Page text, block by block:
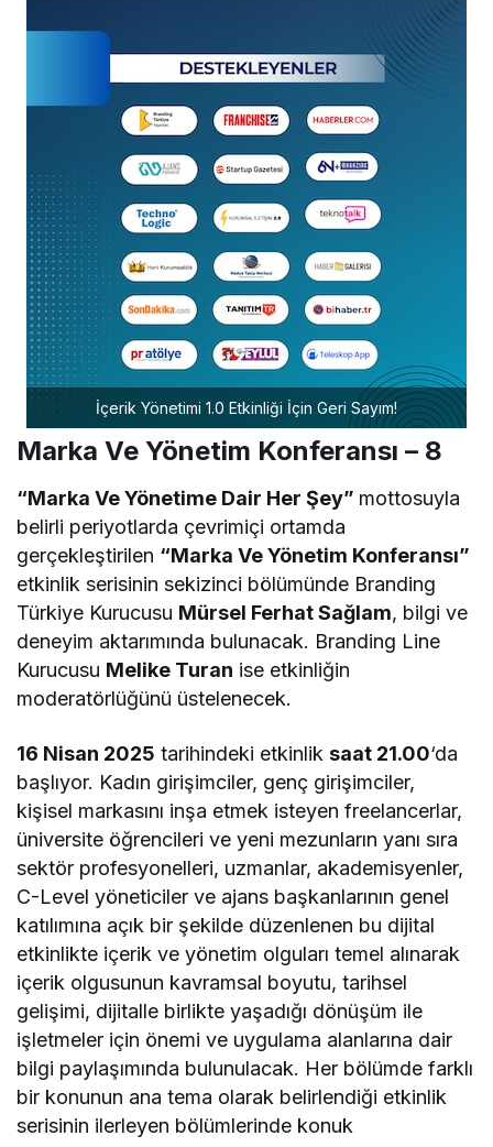
İçerik Yönetimi 1.0 Etkinliği İçin Geri Sayım!
Marka Ve Yönetim Konferansı – 8
“Marka Ve Yönetime Dair Her Şey” mottosuyla
belirli periyotlarda çevrimiçi ortamda
gerçekleştirilen “Marka Ve Yönetim Konferansı”
etkinlik serisinin sekizinci bölümünde Branding
Türkiye Kurucusu Mürsel Ferhat Sağlam, bilgi ve
deneyim aktarımında bulunacak. Branding Line
Kurucusu Melike Turan ise etkinliğin
moderatörlüğünü üstelenecek.
16 Nisan 2025 tarihindeki etkinliksaat 21.00‘da
başlıyor. Kadın girişimciler, genç girişimciler,
kişisel markasını inşa etmek isteyen freelancerlar,
üniversite öğrencileri ve yeni mezunların yanı sıra
sektör profesyonelleri, uzmanlar, akademisyenler,
C-Level yöneticiler ve ajans başkanlarının genel
katılımına açık bir şekilde düzenlenen bu dijital
etkinlikte içerik ve yönetim olguları temel alınarak
içerik olgusunun kavramsal boyutu, tarihsel
gelişimi, dijitalle birlikte yaşadığı dönüşüm ile
işletmeler için önemi ve uygulama alanlarına dair
bilgi paylaşımında bulunulacak. Her bölümde farklı
bir konunun ana tema olarak belirlendiği etkinlik
serisinin ilerleyen bölümlerinde konuk